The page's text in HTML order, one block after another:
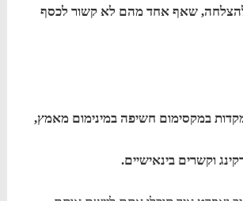
להצלחה, שאף אחד מהם לא קשור לכסף
במקסימום חשיפה במינימום מאמץ,
וקשרים בינאישיים.